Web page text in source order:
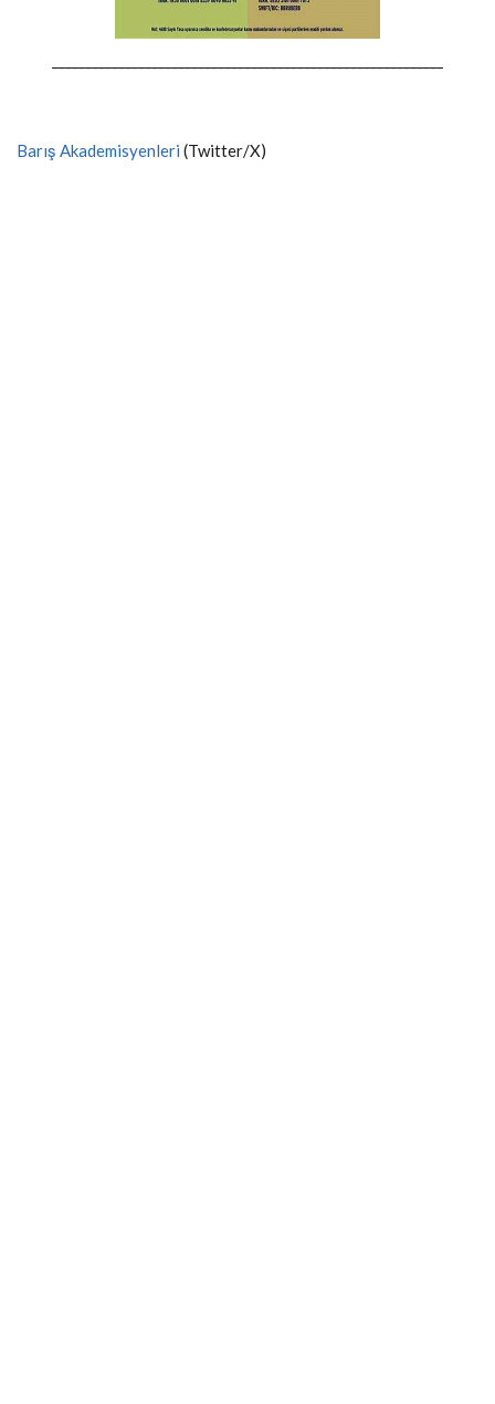
-----------------------------------------------------------
Barış Akademisyenleri (Twitter/X)